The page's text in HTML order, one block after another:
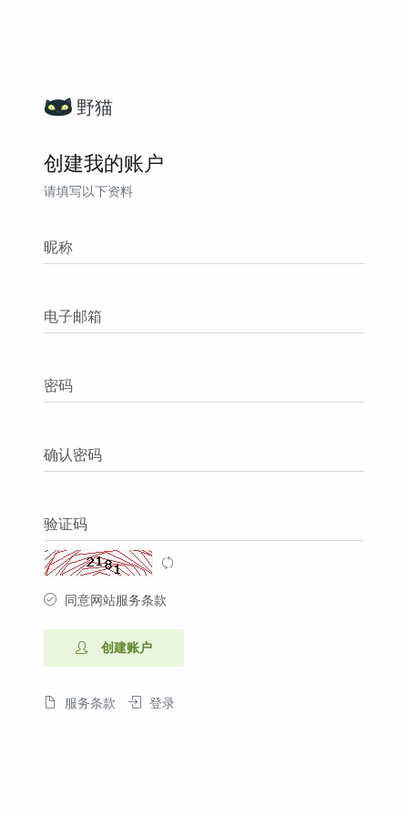
野猫
创建我的账户
请填写以下资料
昵称
电子邮箱
密码
确认密码
验证码
同意网站服务条款
创建账户
服务条款 登录